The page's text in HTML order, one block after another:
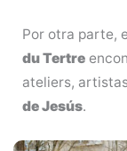
Por otra parte,
du Tertre
ateliers,
de Jesús.